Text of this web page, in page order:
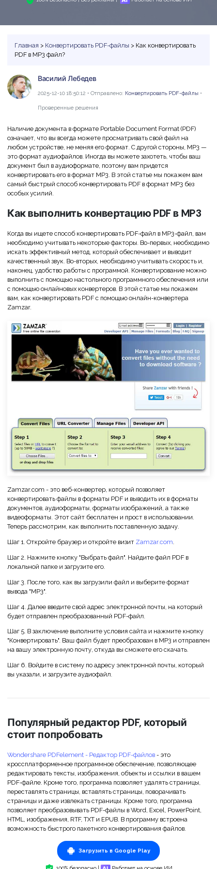
Word в PDF
Читать PDF с ИИ
Больше Онлайн-Инструментов
Облако и SDK
PDFelement облако
PDFelement Pro DC
Новый PDFelement 12умнее, быстрее,
проще
От AI-функций до пакетных инструментов: новый
PDFelement делает работу с PDF еще удобнее.
Скачать бесплатно
Индивидуальные
Редактировать PDF
Организовать PDF
PDF форма
Подписать PDF
Подпись на основе сертификата
Скрыть фрагменты PDF
PDF OCR
Извлечение данных из PDF
Защита PDF паролем
Поделиться PDF
Преподавание
IT-служба
Юриспруденция
Финансы
Правительство
Издательство
Фрилансер
Все Функции PDF
Объяснение PDF с ИИ
Чат с документами
Генератор изображений с ИИ Новый
PDFelement Cloud
Использование ресурсов
Центр загрузки
Вопросы и ответы по продукту
Видеоуроки
AI Бот - Lumi
Технические требования
Обратитесь в службу поддержки
Что нового
Каналы
Канал на YouTube
Сообщество ВКонтакте
Канал Яндекс Дзен
Функции MS Word
Инструктивные статьи
Советы по работе с PDF на Mac
Выбор правильной программы для Mac
Онлайн-инструмент и приложения PDF
Онлайн-инструмент PDF
Советы для мобильных
Поиск
Главная > Конвертировать PDF-файлы > Как конвертировать
PDF в MP3 файл?
Василий Лебедев
2025-12-10 18:50:12 • Отправлено: Конвертировать PDF-файлы •
Проверенные решения
Наличие документа в формате Portable Document Format (PDF)
означает, что вы всегда можете просматривать свой файл на
любом устройстве, не меняя его формат. С другой стороны, MP3 —
это формат аудиофайлов. Иногда вы можете захотеть, чтобы ваш
документ был в аудиоформате, поэтому вам придется
конвертировать его в формат MP3. В этой статье мы покажем вам
самый быстрый способ конвертировать PDF в формат MP3 без
особых усилий.
Как выполнить конвертацию PDF в MP3
Когда вы ищете способ конвертировать PDF-файл в MP3-файл, вам
необходимо учитывать некоторые факторы. Во-первых, необходимо
искать эффективный метод, который обеспечивает и выводит
качественный звук. Во-вторых, необходимо учитывать скорость и,
наконец, удобство работы с программой. Конвертирование можно
выполнить с помощью настольного программного обеспечения или
с помощью онлайновых конвертеров. В этой статье мы покажем
вам, как конвертировать PDF с помощью онлайн-конвертера
Zamzar.
Zamzar.com - это веб-конвертер, который позволяет
конвертировать файлы в форматы PDF и выводить их в форматы
документов, аудиоформаты, форматы изображений, а также
видеоформаты. Этот сайт бесплатен и прост в использовании.
Теперь рассмотрим, как выполнить поставленную задачу.
Шаг 1. Откройте браузер и откройте визит Zamzar.com.
Шаг 2. Нажмите кнопку "Выбрать файл". Найдите файл PDF в
локальной папке и загрузите его.
Шаг 3. После того, как вы загрузили файл и выберите формат
вывода "MP3".
Шаг 4. Далее введите свой адрес электронной почты, на который
будет отправлен преобразованный PDF-файл.
Шаг 5. В заключение выполните условия сайта и нажмите кнопку
"Конвертировать". Ваш файл будет преобразован в MP3 и отправлен
на вашу электронную почту, откуда вы сможете его скачать.
Шаг 6. Войдите в систему по адресу электронной почты, который
вы указали, и загрузите аудиофайл.
Популярный редактор PDF, который
стоит попробовать
Wondershare PDFelement - Редактор PDF-файлов - это
кроссплатформенное программное обеспечение, позволяющее
редактировать тексты, изображения, объекты и ссылки в вашем
PDF-файле. Кроме того, программа позволяет удалять страницы,
переставлять страницы, вставлять страницы, поворачивать
страницы и даже извлекать страницы. Кроме того, программа
позволяет преобразовывать PDF-файлы в Word, Excel, PowerPoint,
HTML, изображения, RTF, TXT и EPUB. В программу встроена
возможность быстрого пакетного конвертирования файлов.
Загрузить в Google Play